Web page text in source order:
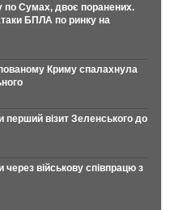
по Сумах, двоє поранених.
БПЛА по ринку на
Криму спалахнула
перший візит Зеленського до
військову співпрацю з